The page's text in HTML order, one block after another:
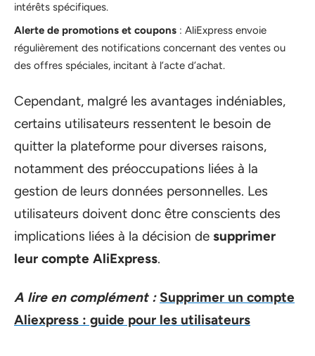
intérêts spécifiques.
Alerte de promotions et coupons : AliExpress envoie
régulièrement des notifications concernant des ventes ou
des offres spéciales, incitant à l’acte d’achat.
Cependant, malgré les avantages indéniables,
certains utilisateurs ressentent le besoin de
quitter la plateforme pour diverses raisons,
notamment des préoccupations liées à la
gestion de leurs données personnelles. Les
utilisateurs doivent donc être conscients des
implications liées à la décision de supprimer
leur compte AliExpress.
A lire en complément : Supprimer un compte
Aliexpress : guide pour les utilisateurs